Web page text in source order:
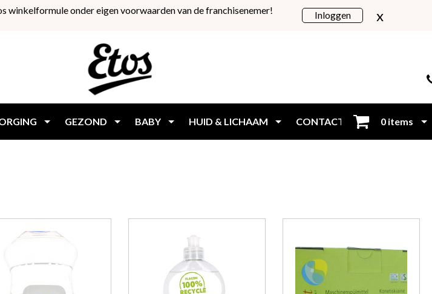
onder eigen voorwaarden van de franchisenemer!
Inloggen x
GEZOND BABY HUID & LICHAAM CONTACT Inloggen
0 items